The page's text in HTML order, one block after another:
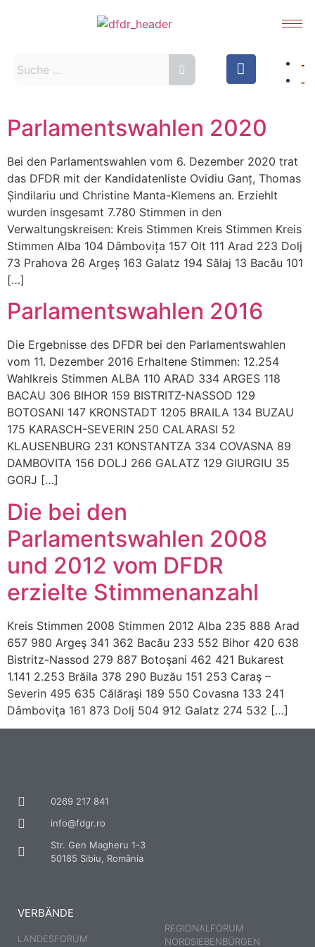
Parlamentswahlen 2020
Bei den Parlamentswahlen vom 6. Dezember 2020 trat
das DFDR mit der Kandidatenliste Ovidiu Ganț, Thomas
Șindilariu und Christine Manta-Klemens an. Erziehlt
wurden insgesamt 7.780 Stimmen in den
Verwaltungskreisen: Kreis Stimmen Kreis Stimmen Kreis
Stimmen Alba 104 Dâmbovița 157 Olt 111 Arad 223 Dolj
73 Prahova 26 Argeș 163 Galatz 194 Sălaj 13 Bacău 101
[…]
Parlamentswahlen 2016
Die Ergebnisse des DFDR bei den Parlamentswahlen
vom 11. Dezember 2016 Erhaltene Stimmen: 12.254
Wahlkreis Stimmen ALBA 110 ARAD 334 ARGES 118
BACAU 306 BIHOR 159 BISTRITZ-NASSOD 129
BOTOSANI 147 KRONSTADT 1205 BRAILA 134 BUZAU
175 KARASCH-SEVERIN 250 CALARASI 52
KLAUSENBURG 231 KONSTANTZA 334 COVASNA 89
DAMBOVITA 156 DOLJ 266 GALATZ 129 GIURGIU 35
GORJ […]
Die bei den
Parlamentswahlen 2008
und 2012 vom DFDR
erzielte Stimmenanzahl
Kreis Stimmen 2008 Stimmen 2012 Alba 235 888 Arad
657 980 Argeş 341 362 Bacău 233 552 Bihor 420 638
Bistritz-Nassod 279 887 Botoşani 462 421 Bukarest
1.141 2.253 Brăila 378 290 Buzău 151 253 Caraş –
Severin 495 635 Călăraşi 189 550 Covasna 133 241
Dâmboviţa 161 873 Dolj 504 912 Galatz 274 532 […]
0269 217 841
info@fdgr.ro
Str. Gen Magheru 1-3
50185 Sibiu, România
VERBÄNDE
LANDESFORUM
REGIONALFORUM
NORDSIEBENBÜRGEN